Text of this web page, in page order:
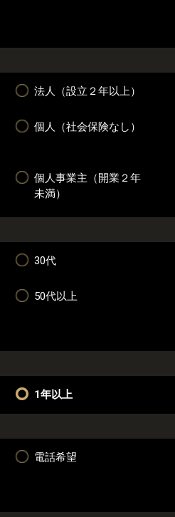
法人（設立２年以上）
個人（社会保険なし）
個人事業主（開業２年
未満）
30代
50代以上
1年以上
電話希望